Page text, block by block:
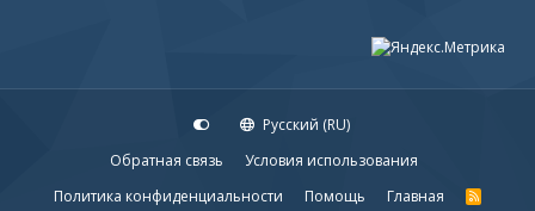
Русский (RU)
Обратная связь
Условия использования
Политика конфиденциальности
Помощь Главная
R